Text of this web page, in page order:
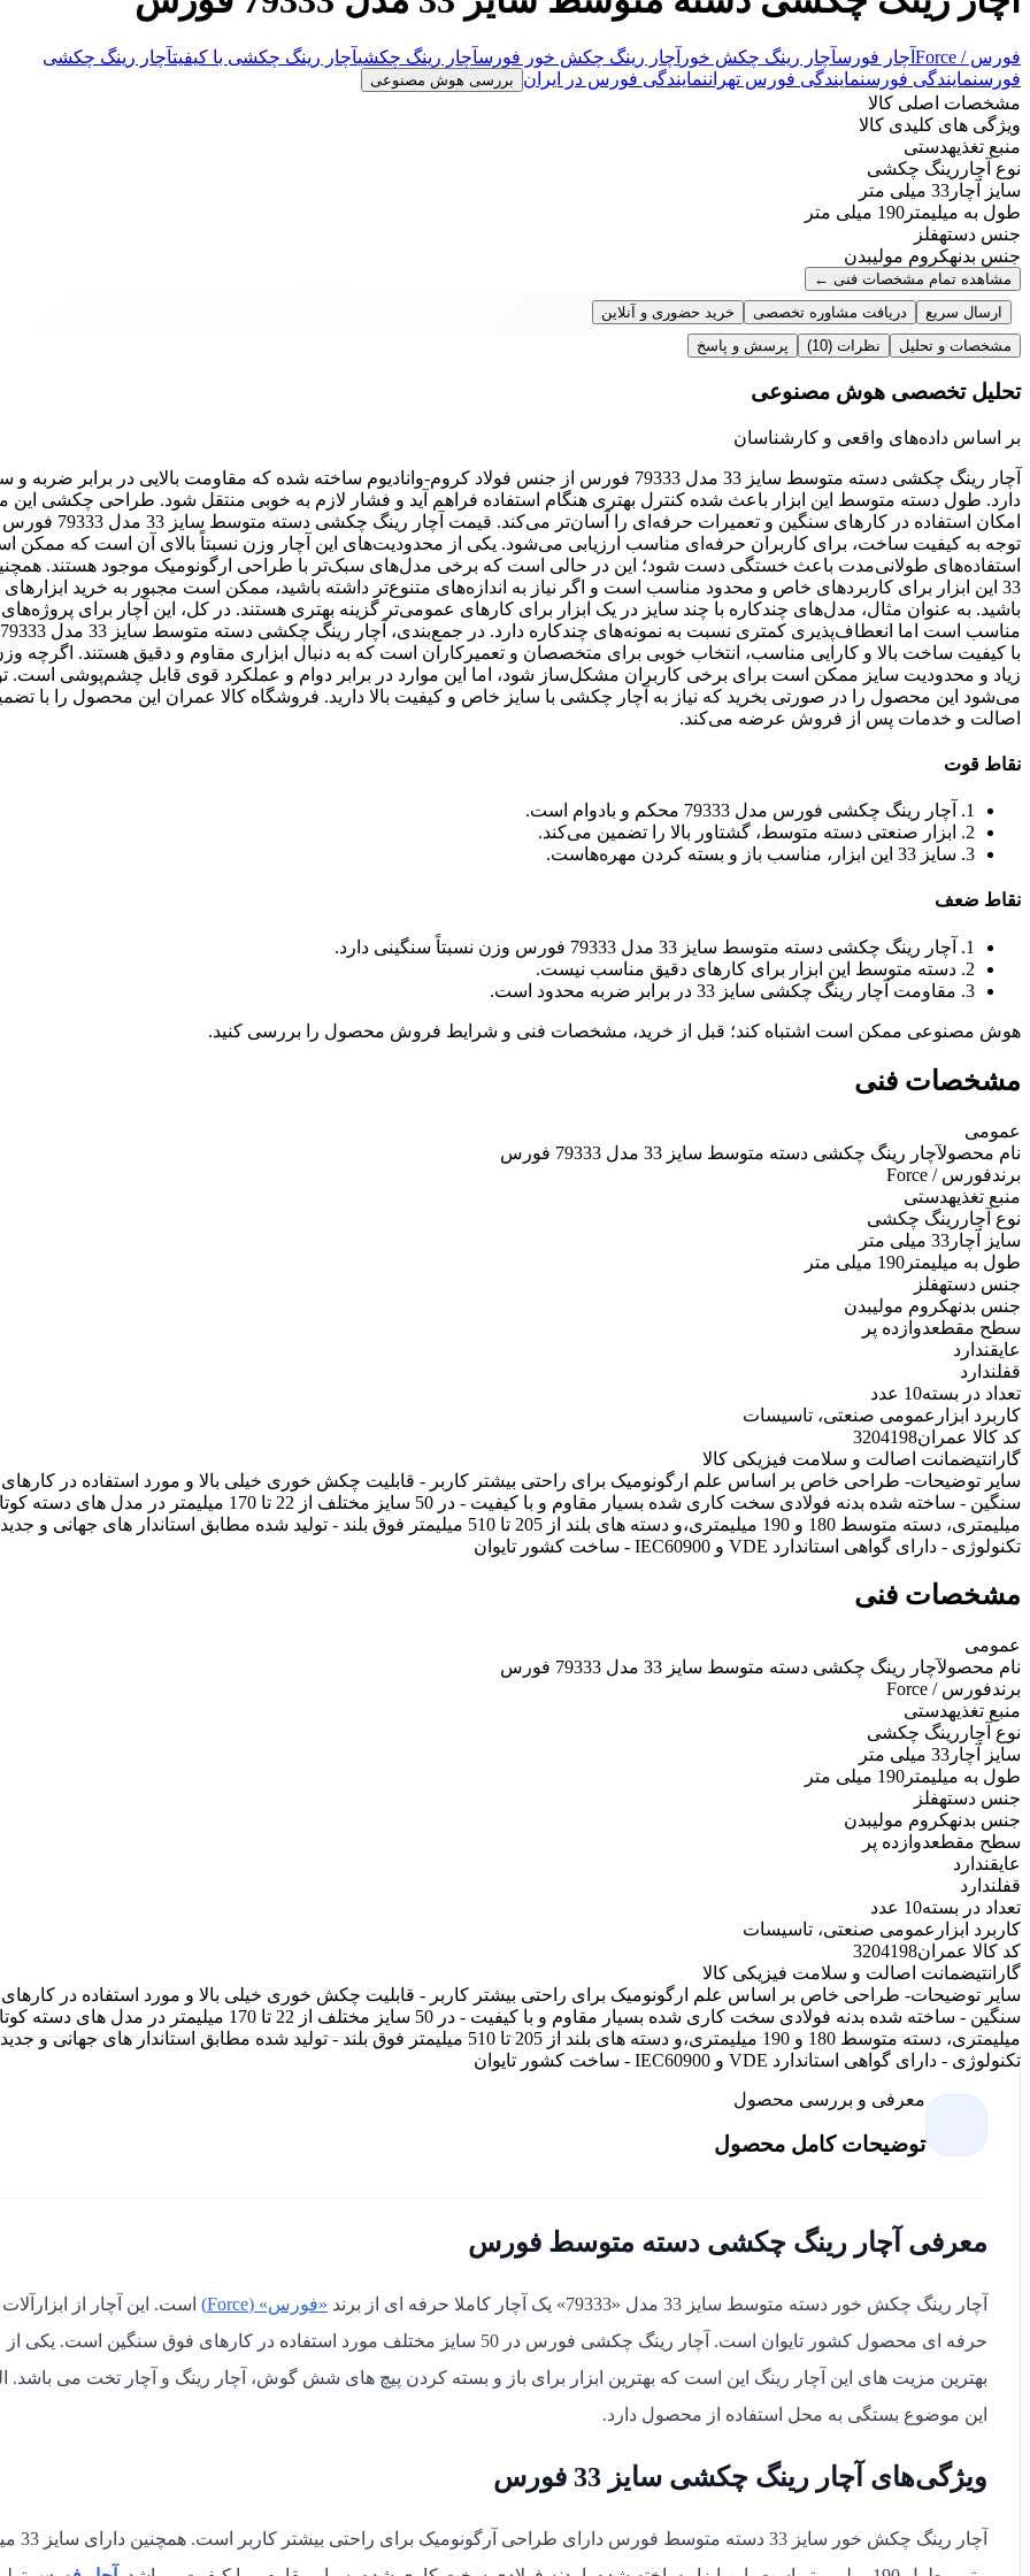
فورس / Force آچار فورسآچار رینگ چکش خور آچار رینگ چکش خور فورسآچار رینگ چکشیآچار رینگ چکشی با کیفیتآچار رینگ چکشی
فورسنمایندگی فورسنمایندگی فورس تهراننمایندگی فورس در ایران بررسی هوش مصنوعی
مشخصات اصلی کالا
ویژگی های کلیدی کالا
منبع تغذیهدستی
نوع آچار رینگ چکشی
سایز آچار 33 میلی متر
طول به میلیمتر 190 میلی متر
جنس دستهفلز
جنس بدنهکروم مولیبدن
مشاهده تمام مشخصات فنی ←
ارسال سریع
دریافت مشاوره تخصصی
خرید حضوری و آنلاین
مشخصات و تحلیل
نظرات (10) پرسش و پاسخ
تحلیل تخصصی هوش مصنوعی
بر اساس داده‌های واقعی و کارشناسان
آچار رینگ چکشی دسته متوسط سایز 33 مدل 79333 فورس از جنس فولاد کروم-وانادیوم ساخته شده که مقاومت بالایی در برابر
دارد. طول دسته متوسط این ابزار باعث شده کنترل بهتری هنگام استفاده فراهم آید و فشار لازم به خوبی منتقل شود. طراحی چکشی این
امکان استفاده در کارهای سنگین و تعمیرات حرفه‌ای را آسان‌تر می‌کند.
توجه به کیفیت ساخت، برای کاربران حرفه‌ای مناسب ارزیابی می‌شود. یکی از محدودیت‌های این آچار وزن نسبتاً بالای آن است که ممکن
استفاده‌های طولانی‌مدت باعث خستگی دست شود؛ این در حالی است که برخی مدل‌های سبک‌تر با طراحی ارگونومیک موجود هستند.
33 این ابزار برای کاربردهای خاص و محدود مناسب است و اگر نیاز به اندازه‌های متنوع‌تر داشته باشید، ممکن است مجبور به خرید
باشید. به عنوان مثال، مدل‌های چندکاره با چند سایز در یک ابزار برای کارهای عمومی‌تر گزینه بهتری هستند. در کل، این آچار برای
با کیفیت ساخت بالا و کارایی مناسب، انتخاب خوبی برای متخصصان و تعمیرکاران است که به دنبال ابزاری مقاوم و دقیق هستند. اگرچه
زیاد و محدودیت سایز ممکن است برای برخی کاربران مشکل‌ساز شود، اما این موارد در برابر دوام و عملکرد قوی قابل چشم‌پوشی است.
می‌شود این محصول را در صورتی بخرید که نیاز به آچار چکشی با سایز خاص و کیفیت بالا دارید. فروشگاه کالا عمران این محصول را با
اصالت و خدمات پس از فروش عرضه می‌کند.
نقاط قوت
1. آچار رینگ چکشی فورس مدل 79333 محکم و بادوام است.
2. ابزار صنعتی دسته متوسط، گشتاور بالا را تضمین می‌کند.
3. سایز 33 این ابزار، مناسب باز و بسته کردن مهره‌هاست.
نقاط ضعف
1. آچار رینگ چکشی دسته متوسط سایز 33 مدل 79333 فورس وزن نسبتاً سنگینی دارد.
2. دسته متوسط این ابزار برای کارهای دقیق مناسب نیست.
3. مقاومت آچار رینگ چکشی سایز 33 در برابر ضربه محدود است.
هوش مصنوعی ممکن است اشتباه کند؛ قبل از خرید، مشخصات فنی و شرایط فروش محصول را بررسی کنید.
مشخصات فنی
عمومی
نام محصولآچار رینگ چکشی دسته متوسط سایز 33 مدل 79333 فورس
برندفورس / Force
منبع تغذیهدستی
نوع آچار رینگ چکشی
سایز آچار 33 میلی متر
طول به میلیمتر 190 میلی متر
جنس دستهفلز
جنس بدنهکروم مولیبدن
سطح مقطعدوازده پر
عایقندارد
قفلندارد
تعداد در بسته10 عدد
کاربرد ابزار عمومی صنعتی، تاسیسات
کد کالا عمران3204198
گارانتیضمانت اصالت و سلامت فیزیکی کالا
سایر توضیحات- طراحی خاص بر اساس علم ارگونومیک برای راحتی بیشتر کاربر - قابلیت چکش خوری خیلی بالا و مورد استفاده در
میلیمتری، دسته متوسط 180 و 190 میلیمتری،و دسته های بلند از 205 تا 510 میلیمتر فوق بلند - تولید شده مطابق استاندار های جهانی
تکنولوژی - دارای گواهی استاندارد VDE و IEC60900 - ساخت کشور تایوان
مشخصات فنی
عمومی
نام محصولآچار رینگ چکشی دسته متوسط سایز 33 مدل 79333 فورس
برندفورس / Force
منبع تغذیهدستی
نوع آچار رینگ چکشی
سایز آچار 33 میلی متر
طول به میلیمتر 190 میلی متر
جنس دستهفلز
جنس بدنهکروم مولیبدن
سطح مقطعدوازده پر
عایقندارد
قفلندارد
تعداد در بسته10 عدد
کاربرد ابزار عمومی صنعتی، تاسیسات
کد کالا عمران3204198
گارانتیضمانت اصالت و سلامت فیزیکی کالا
سایر توضیحات- طراحی خاص بر اساس علم ارگونومیک برای راحتی بیشتر کاربر - قابلیت چکش خوری خیلی بالا و مورد استفاده در
میلیمتری، دسته متوسط 180 و 190 میلیمتری،و دسته های بلند از 205 تا 510 میلیمتر فوق بلند - تولید شده مطابق استاندار های جهانی
تکنولوژی - دارای گواهی استاندارد VDE و IEC60900 - ساخت کشور تایوان
معرفی و بررسی محصول
توضیحات کامل محصول
معرفی آچار رینگ چکشی دسته متوسط فورس
آچار رینگ چکش خور دسته متوسط سایز 33 مدل «79333» یک آچار کاملا حرفه ای از برند «فورس» (Force)
است. این آچار از ابزارآلات
حرفه ای محصول کشور تایوان است. آچار رینگ چکشی فورس در 50 سایز مختلف مورد استفاده در کارهای فوق سنگین است. یکی از
بهترین مزیت های این آچار رینگ این است که بهترین ابزار برای باز و بسته کردن پیچ های شش گوش، آچار رینگ و آچار تخت می باشد.
این موضوع بستگی به محل استفاده از محصول دارد.
ویژگی‌های آچار رینگ چکشی سایز 33 فورس
آچار رینگ چکش خور سایز 33 دسته متوسط